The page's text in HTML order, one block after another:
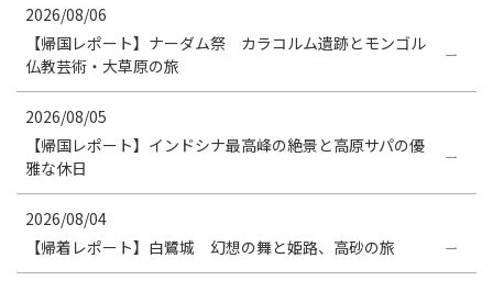
2026/08/06
【帰国レポート】ナーダム祭 カラコルム遺跡とモンゴル
仏教芸術・大草原の旅
2026/08/05
【帰国レポート】インドシナ最高峰の絶景と高原サパの優
雅な休日
2026/08/04
【帰着レポート】白鷺城 幻想の舞と姫路、高砂の旅